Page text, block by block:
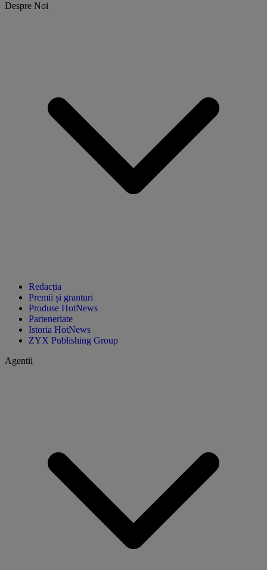
Despre Noi
Redacția
Premii și granturi
Produse HotNews
Parteneriate
Istoria HotNews
ZYX Publishing Group
Agentii